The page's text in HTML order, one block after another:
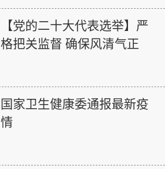
【党的二十大代表选举】严
格把关监督 确保风清气正
国家卫生健康委通报最新疫
情